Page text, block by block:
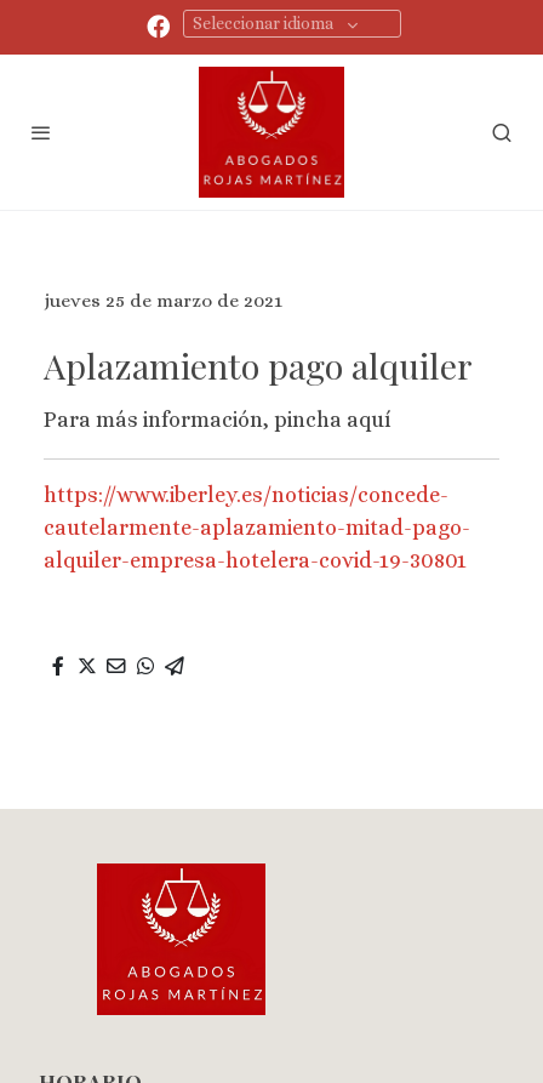
Seleccionar idioma
jueves 25 de marzo de 2021
Aplazamiento pago alquiler
Para más información, pincha aquí
https://www.iberley.es/noticias/concede-
cautelarmente-aplazamiento-mitad-pago-
alquiler-empresa-hotelera-covid-19-30801